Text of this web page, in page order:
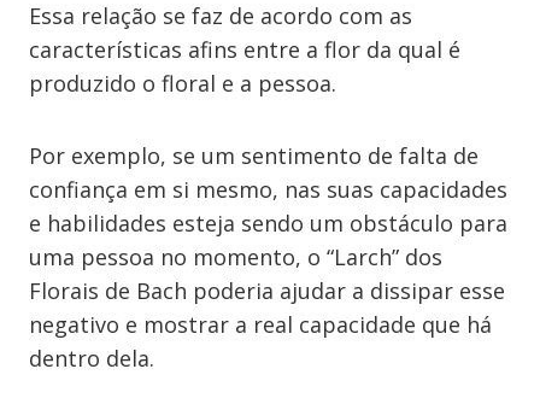
Essa relação se faz de acordo com as
características afins entre a flor da qual é
produzido o floral e a pessoa.
Por exemplo, se um sentimento de falta de
confiança em si mesmo, nas suas capacidades
e habilidades esteja sendo um obstáculo para
uma pessoa no momento, o “Larch” dos
Florais de Bach poderia ajudar a dissipar esse
negativo e mostrar a real capacidade que há
dentro dela.